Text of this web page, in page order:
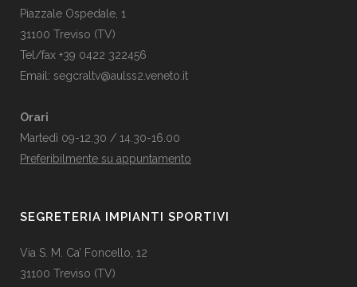
Piazzale Ospedale, 1
31100 Treviso (TV)
Tel/fax +39 0422 322456
Email: segcraltv@aulss2.veneto.it
Orari
Martedì 09-12.30 / 14.30-16.00
Preferibilmente su appuntamento
SEGRETERIA IMPIANTI SPORTIVI
Via S. M. Ca’ Foncello, 12
31100 Treviso (TV)